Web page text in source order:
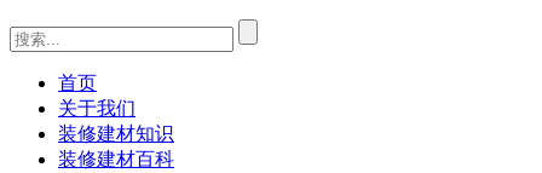
首页
关于我们
装修建材知识
装修建材百科